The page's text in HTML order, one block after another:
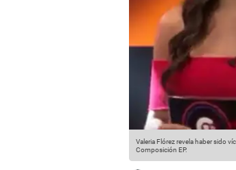
Valeria Flórez revela haber sido
Composición EP.